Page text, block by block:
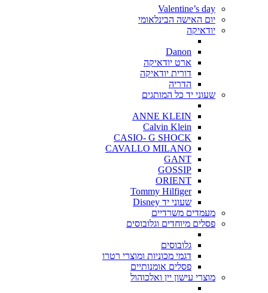
Valentine’s day
יום האישה הבינלאומי
יודאיקה
Danon
ארט יודאיקה
דורית יודאיקה
הדריה
שעוני יד כל המותגים
ANNE KLEIN
Calvin Klein
CASIO- G SHOCK
CAVALLO MILANO
GANT
GOSSIP
ORIENT
Tommy Hilfiger
שעוני יד Disney
מעמדים משרדיים
פסלים מיוחדים וגלובוסים
גלובוסים
דגמי מכוניות ומוצרי רטרו
פסלים אומנותיים
מוצרי עישון יין ואלכוהול